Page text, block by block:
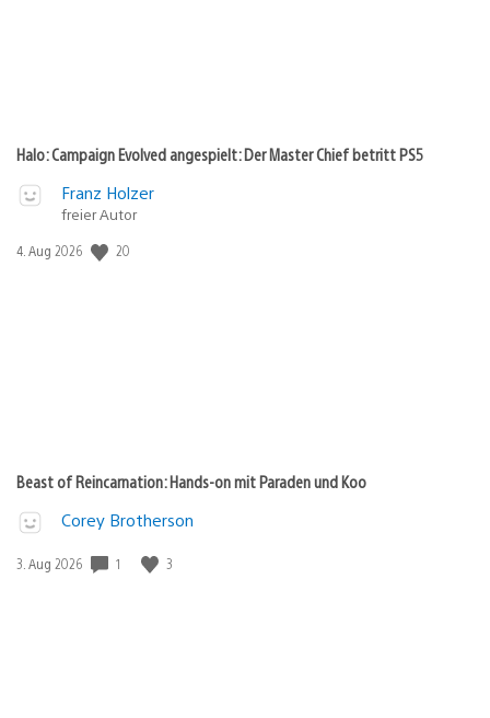
Halo: Campaign Evolved angespielt: Der Master Chief betritt PS5
Franz Holzer
freier Autor
Veröffentlichungsdatum:
4. Aug 2026 20
Beast of Reincarnation: Hands-on mit Paraden und Koo
Corey Brotherson
Veröffentlichungsdatum:
3. Aug 2026 1 3